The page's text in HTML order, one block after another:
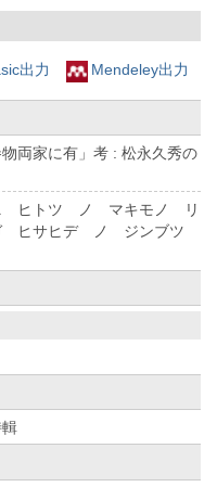
出力 Mendeley出力
両家に有」考 : 松永久秀の
ヒトツ ノ マキモノ リ
ヒサヒデ ノ ジンブツ